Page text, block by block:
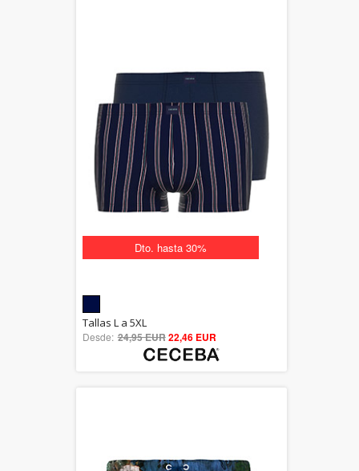
Dto. hasta 30%
out of 5
Tallas L a 5XL
Desde: 24,95 EUR22,46 EUR